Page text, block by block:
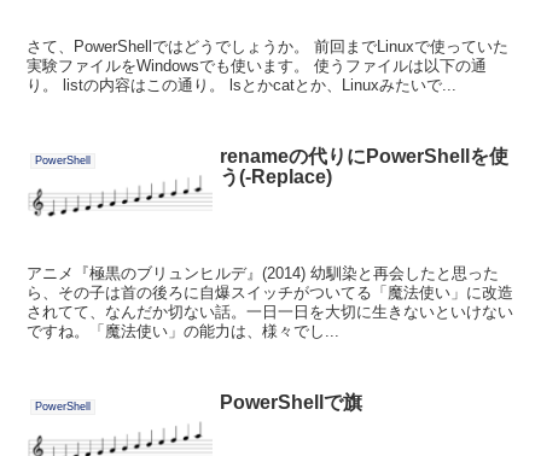
さて、PowerShellではどうでしょうか。 前回までLinuxで使っていた
実験ファイルをWindowsでも使います。 使うファイルは以下の通
り。 listの内容はこの通り。 lsとかcatとか、Linuxみたいで...
PowerShell
renameの代りにPowerShellを使
う(-Replace)
アニメ『極黒のブリュンヒルデ』(2014) 幼馴染と再会したと思った
ら、その子は首の後ろに自爆スイッチがついてる「魔法使い」に改造
されてて、なんだか切ない話。一日一日を大切に生きないといけない
ですね。「魔法使い」の能力は、様々でし...
PowerShell PowerShellで旗